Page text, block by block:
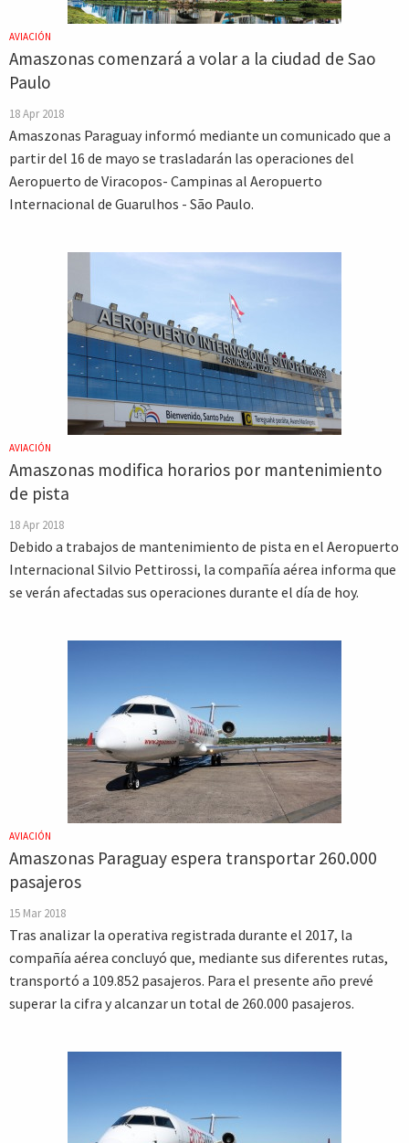
AVIACIÓN
Amaszonas comenzará a volar a la ciudad de Sao
Paulo
18 Apr 2018
Amaszonas Paraguay informó mediante un comunicado que a
partir del 16 de mayo se trasladarán las operaciones del
Aeropuerto de Viracopos- Campinas al Aeropuerto
Internacional de Guarulhos - São Paulo.
AVIACIÓN
Amaszonas modifica horarios por mantenimiento
de pista
18 Apr 2018
Debido a trabajos de mantenimiento de pista en el Aeropuerto
Internacional Silvio Pettirossi, la compañía aérea informa que
se verán afectadas sus operaciones durante el día de hoy.
AVIACIÓN
Amaszonas Paraguay espera transportar 260.000
pasajeros
15 Mar 2018
Tras analizar la operativa registrada durante el 2017, la
compañía aérea concluyó que, mediante sus diferentes rutas,
transportó a 109.852 pasajeros. Para el presente año prevé
superar la cifra y alcanzar un total de 260.000 pasajeros.